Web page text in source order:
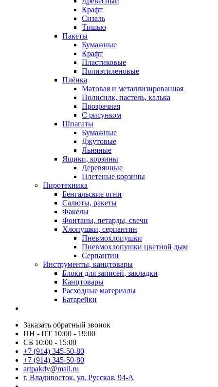
Крафт
Сизаль
Тишью
Пакеты
Бумажные
Крафт
Пластиковые
Полиэтиленовые
Плёнка
Матовая и металлизированная
Полисилк, пастель, калька
Прозрачная
С рисунком
Шпагаты
Бумажные
Джутовые
Льняные
Ящики, корзины
Деревянные
Плетеные корзины
Пиротехника
Бенгальские огни
Салюты, ракеты
Факелы
Фонтаны, петарды, свечи
Хлопушки, серпантин
Пневмохлопушки
Пневмохлопушки цветной дым
Серпантин
Инструменты, канцтовары
Блоки для записей, закладки
Канцтовары
Расходные материалы
Батарейки
Заказать обратный звонок
ПН - ПТ 10:00 - 19:00
СБ 10:00 - 15:00
+7 (914) 345-50-80
+7 (914) 345-50-80
artpakdv@mail.ru
г. Владивосток, ул. Русская, 94-А